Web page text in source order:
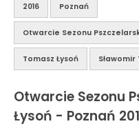
2016 Poznań
Otwarcie Sezonu
Tomasz Łysoń Sławomir
Otwarcie Sezonu
Łysoń - Poznań